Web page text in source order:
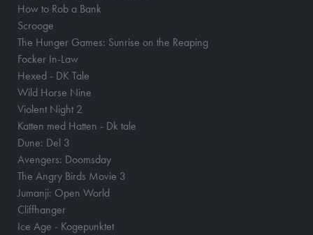
How to Rob a Bank
Scrooge
The Hunger Games: Sunrise on the Reaping
Focker In-Law
Hexed - DK Tale
Wild Horse Nine
Violent Night 2
Katten med Hatten - Dk tale
Dune: Del 3
Avengers: Doomsday
The Angry Birds Movie 3
Jumanji: Open World
Cliffhanger
Ice Age - Kogepunktet